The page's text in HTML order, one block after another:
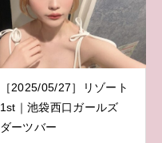
［2025/05/27］リゾート
1st｜池袋西口ガールズ
ダーツバー